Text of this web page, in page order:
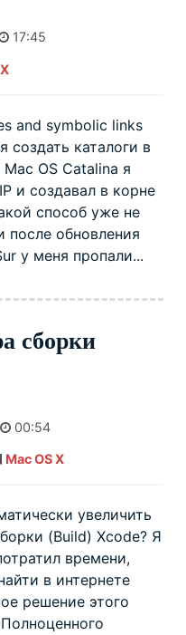
17:45
and symbolic links
создать каталоги в
OS Catalina я
и создавал в корне
способ уже не
после обновления
у меня пропали...
сборки
00:54
Mac OS X
увеличить
(Build) Xcode? Я
времени,
в интернете
решение этого